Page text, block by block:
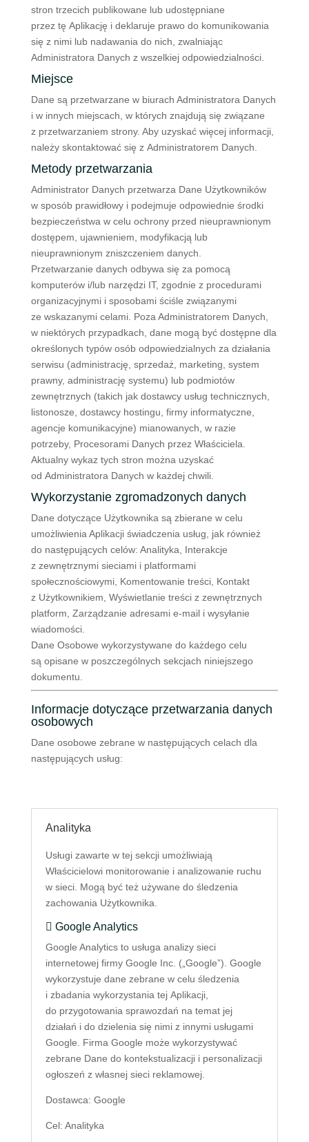
stron trzecich publikowane lub udostępniane
przez tę Aplikację i deklaruje prawo do komunikowania
się z nimi lub nadawania do nich, zwalniając
Administratora Danych z wszelkiej odpowiedzialności.
Miejsce
Dane są przetwarzane w biurach Administratora Danych
i w innych miejscach, w których znajdują się związane
z przetwarzaniem strony. Aby uzyskać więcej informacji,
należy skontaktować się z Administratorem Danych.
Metody przetwarzania
Administrator Danych przetwarza Dane Użytkowników
w sposób prawidłowy i podejmuje odpowiednie środki
bezpieczeństwa w celu ochrony przed nieuprawnionym
dostępem, ujawnieniem, modyfikacją lub
nieuprawnionym zniszczeniem danych.
Przetwarzanie danych odbywa się za pomocą
komputerów i/lub narzędzi IT, zgodnie z procedurami
organizacyjnymi i sposobami ściśle związanymi
ze wskazanymi celami. Poza Administratorem Danych,
w niektórych przypadkach, dane mogą być dostępne dla
określonych typów osób odpowiedzialnych za działania
serwisu (administrację, sprzedaż, marketing, system
prawny, administrację systemu) lub podmiotów
zewnętrznych (takich jak dostawcy usług technicznych,
listonosze, dostawcy hostingu, firmy informatyczne,
agencje komunikacyjne) mianowanych, w razie
potrzeby, Procesorami Danych przez Właściciela.
Aktualny wykaz tych stron można uzyskać
od Administratora Danych w każdej chwili.
Wykorzystanie zgromadzonych danych
Dane dotyczące Użytkownika są zbierane w celu
umożliwienia Aplikacji świadczenia usług, jak również
do następujących celów: Analityka, Interakcje
z zewnętrznymi sieciami i platformami
społecznościowymi, Komentowanie treści, Kontakt
z Użytkownikiem, Wyświetlanie treści z zewnętrznych
platform, Zarządzanie adresami e-mail i wysyłanie
wiadomości.
Dane Osobowe wykorzystywane do każdego celu
są opisane w poszczególnych sekcjach niniejszego
dokumentu.
Informacje dotyczące przetwarzania danych
osobowych
Dane osobowe zebrane w następujących celach dla
następujących usług:
Analityka
Usługi zawarte w tej sekcji umożliwiają
Właścicielowi monitorowanie i analizowanie ruchu
w sieci. Mogą być też używane do śledzenia
zachowania Użytkownika.
Google Analytics
Google Analytics to usługa analizy sieci
internetowej firmy Google Inc. („Google”). Google
wykorzystuje dane zebrane w celu śledzenia
i zbadania wykorzystania tej Aplikacji,
do przygotowania sprawozdań na temat jej
działań i do dzielenia się nimi z innymi usługami
Google. Firma Google może wykorzystywać
zebrane Dane do kontekstualizacji i personalizacji
ogłoszeń z własnej sieci reklamowej.
Dostawca: Google
Cel: Analityka